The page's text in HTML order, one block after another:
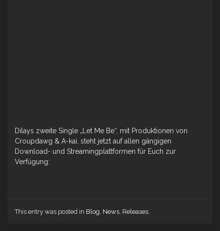
Dilays zweite Single „Let Me Be“, mit Produktionen von
Croupdawg & A-kai, steht jetzt auf allen gängigen
Download- und Streamingplattformen für Euch zur
Verfügung:
This entry was posted in Blog, News, Releases.